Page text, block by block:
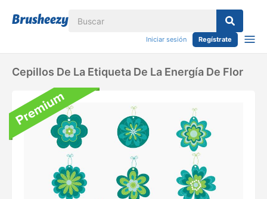
Iniciar sesión Regístrate
Cepillos De La Etiqueta De La Energía De Flor